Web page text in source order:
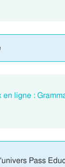
en ligne :
Pass